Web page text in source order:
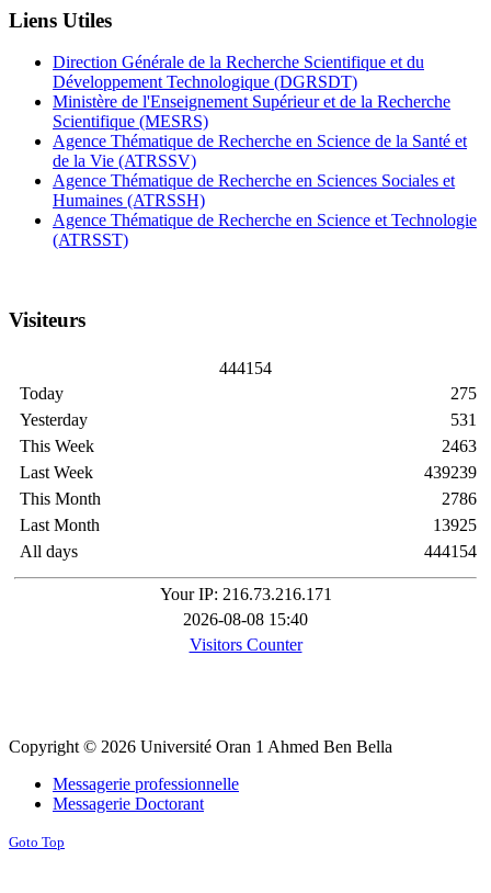
Liens Utiles
Direction Générale de la Recherche Scientifique et du
Développement Technologique (DGRSDT)
Ministère de l'Enseignement Supérieur et de la Recherche
Scientifique (MESRS)
Agence Thématique de Recherche en Science de la Santé et
de la Vie (ATRSSV)
Agence Thématique de Recherche en Sciences Sociales et
Humaines (ATRSSH)
Agence Thématique de Recherche en Science et Technologie
(ATRSST)
Visiteurs
4441 54
Today
Yesterday
This Week
Last Week
This Month
Last Month
All days
275
531
2463
439239
2786
13925
444154
Your IP: 216.73.216.171
2026-08-08 15:40
Visitors Counter
Copyright © 2026 Université Oran 1 Ahmed Ben Bella
Messagerie professionnelle
Messagerie Doctorant
Goto Top